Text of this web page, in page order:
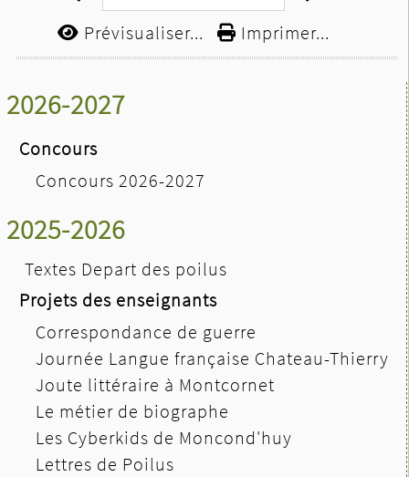
2026-2027
Concours
Concours 2026-2027
2025-2026
Textes Depart des poilus
Projets des enseignants
Correspondance de guerre
Journée Langue française Chateau-Thierry
Joute littéraire à Montcornet
Le métier de biographe
Les Cyberkids de Moncond'huy
Lettres de Poilus
Prévisualiser... Imprimer...